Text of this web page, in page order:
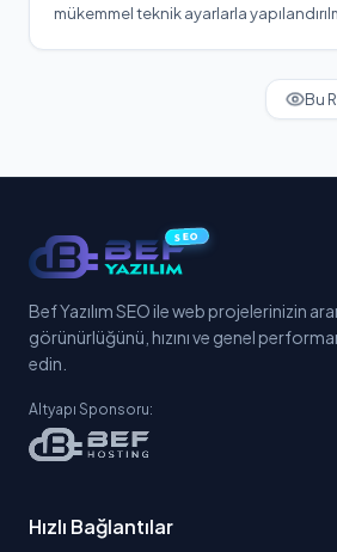
mükemmel teknik ayarlarla
Bu
SEO
Bef Yazılım SEO ile web projelerinizin
görünürlüğünü, hızını ve genel
edin.
Altyapı Sponsoru:
Hızlı Bağlantılar